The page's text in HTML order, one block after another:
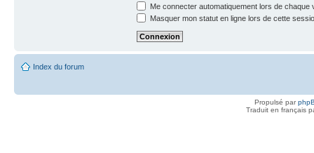
Me connecter automatiquement lors de chaque
Masquer mon statut en ligne lors de cette
Index du forum
Propulsé par
Traduit en français